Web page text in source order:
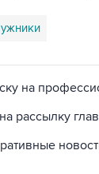
на
рассылку